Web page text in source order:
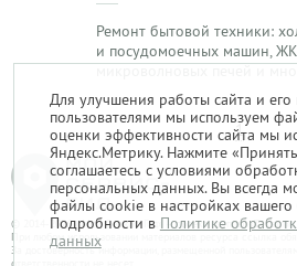
Ремонт бытовой техники:
и посудомоечных машин,
микроволновых печей и
1
© 2014-2026. «Мой Сервис-Гид» – проект группы «Текарт».
При любом использовании материалов ресурса ссылка
За достоверность информации, размещенной
Для улучшения работы сайта и его
пользователями мы используем
оценки эффективности сайта мы
Яндекс.Метрику. Нажмите
соглашаетесь с условиями
персональных данных. Вы всегда
файлы cookie в настройках вашего
Подробности в Политике
данных